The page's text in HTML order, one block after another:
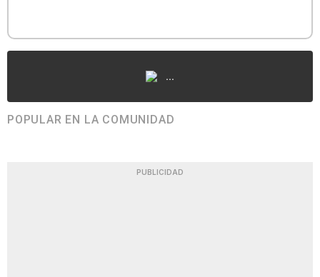
...
POPULAR EN LA COMUNIDAD
PUBLICIDAD